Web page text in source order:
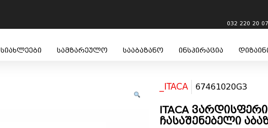
032 220 20 07
სიახლეები სამზარეულო სააბაზანო ინსპირაცია
_ITACA 67461020G3
ITACA
ჩასაშენებელი